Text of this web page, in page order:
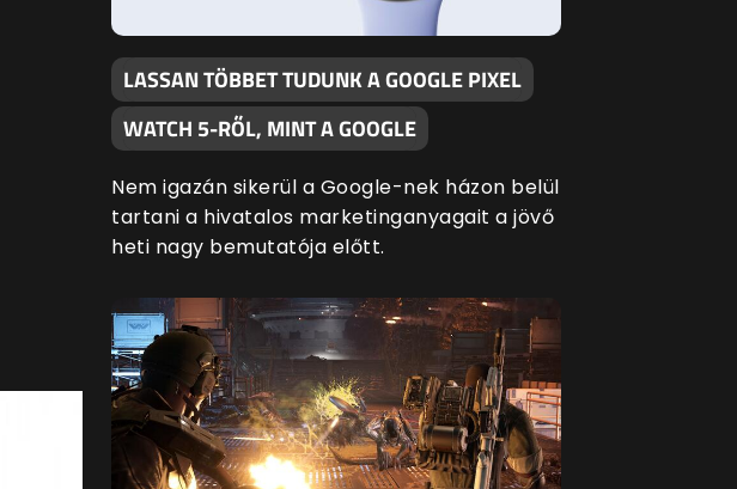
LASSAN TÖBBET TUDUNK A GOOGLE PIXEL
WATCH 5-RŐL, MINT A GOOGLE
Nem igazán sikerül a Google-nek házon belül
tartani a hivatalos marketinganyagait a jövő
heti nagy bemutatója előtt.